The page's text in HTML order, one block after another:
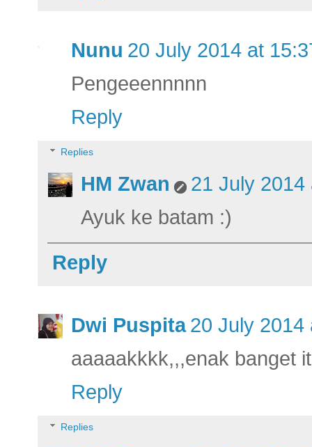
Nunu 20 July 2014 at
Pengeeennnnn
Reply
Replies
HM Zwan
21 July 2014
Ayuk ke batam :)
Reply
Dwi Puspita 20 July 2014
aaaaakkkk,,,enak banget
Reply
Replies